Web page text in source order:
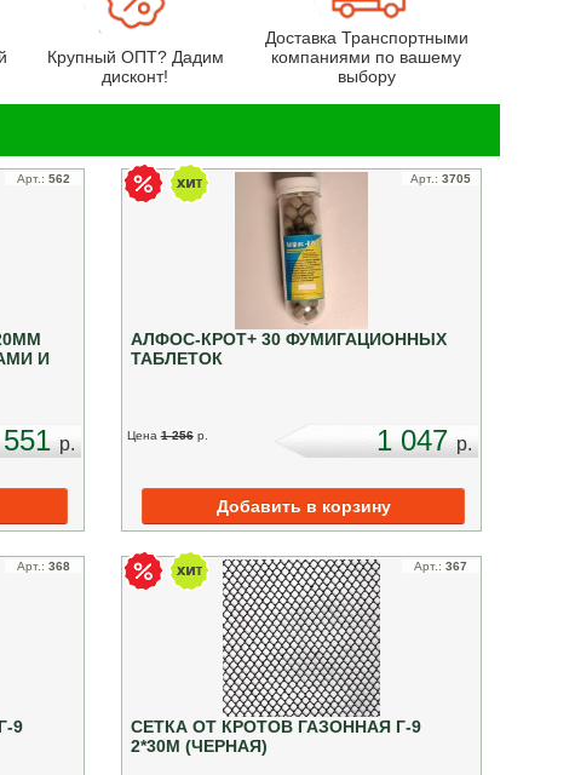
Крупный ОПТ? Дадим
дисконт!
Доставка Транспортными
компаниями по вашему
выбору
Арт.:562
И
551p.
Арт.:3705
АЛФОС-КРОТ+ 30 ФУМИГАЦИОННЫХ
ТАБЛЕТОК
Цена 1 256 p. 1 047p.
Арт.:368
9
Арт.:367
СЕТКА ОТ КРОТОВ ГАЗОННАЯ Г-9
2*30М (ЧЕРНАЯ)